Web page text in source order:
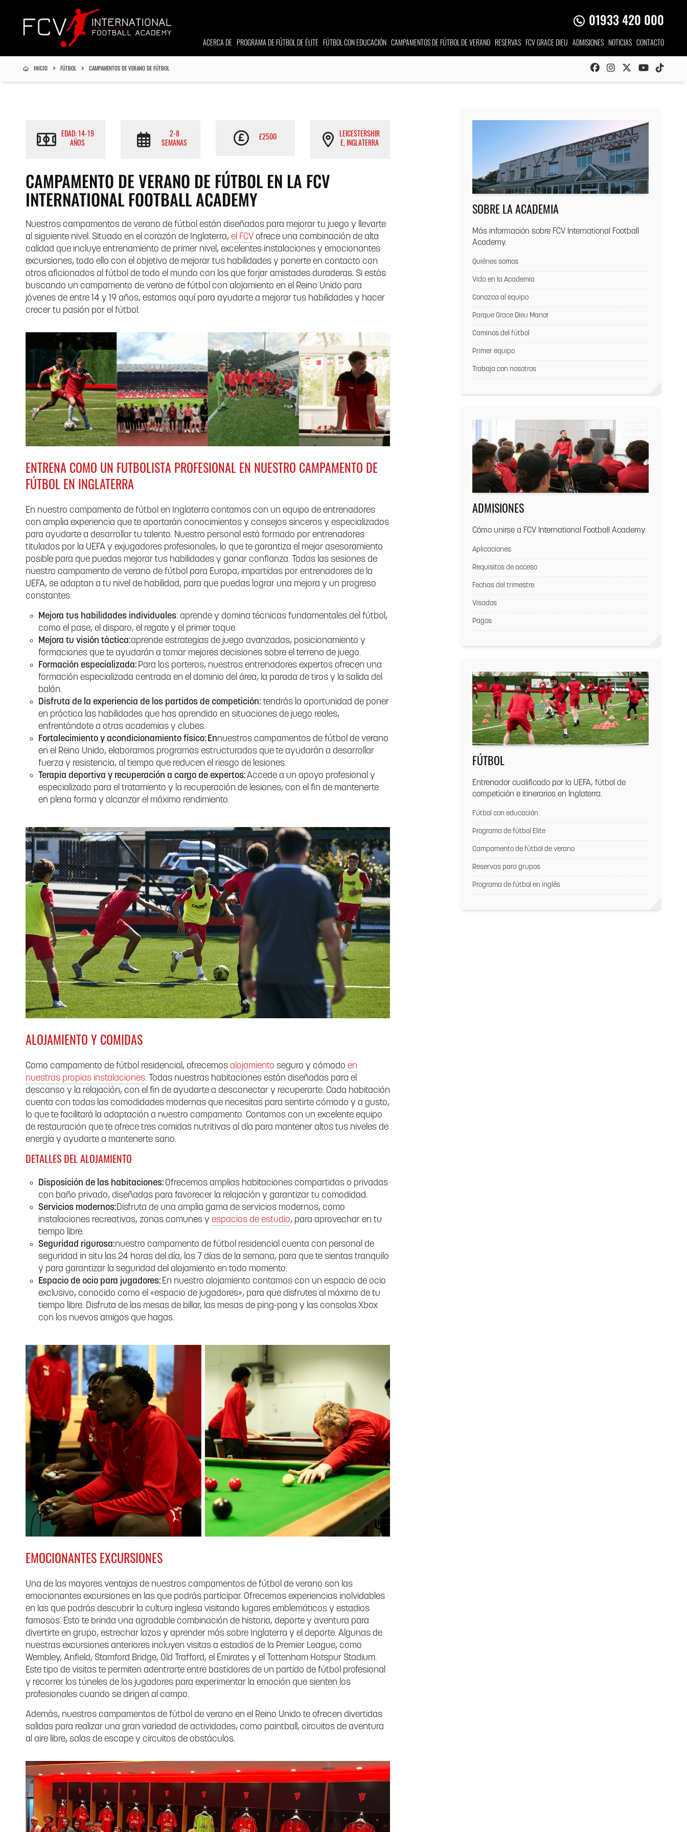
01933 420 000
ACERCA DE PROGRAMA DE FÚTBOL DE ÉLITE FÚTBOL CON EDUCACIÓN CAMPAMENTOS DE FÚTBOL DE VERANO RESERVAS FCV GRACE DIEU ADMISIONES NOTICIAS CONTACTO
INICIO FÚTBOL CAMPAMENTOS DE VERANO DE FÚTBOL
EDAD: 14-19
AÑOS
2-8
SEMANAS
£2500
LEICESTERSHIR
E, INGLATERRA
CAMPAMENTO DE VERANO DE FÚTBOL EN LA FCV
INTERNATIONAL FOOTBALL ACADEMY
Nuestros campamentos de verano de fútbol están diseñados para mejorar tu juego y llevarte
al siguiente nivel. Situado en el corazón de Inglaterra, el FCV ofrece una combinación de alta
calidad que incluye entrenamiento de primer nivel, excelentes instalaciones y emocionantes
excursiones, todo ello con el objetivo de mejorar tus habilidades y ponerte en contacto con
otros aficionados al fútbol de todo el mundo con los que forjar amistades duraderas. Si estás
buscando un campamento de verano de fútbol con alojamiento en el Reino Unido para
jóvenes de entre 14 y 19 años, estamos aquí para ayudarte a mejorar tus habilidades y hacer
crecer tu pasión por el fútbol.
ENTRENA COMO UN FUTBOLISTA PROFESIONAL EN NUESTRO CAMPAMENTO DE
FÚTBOL EN INGLATERRA
En nuestro campamento de fútbol en Inglaterra contamos con un equipo de entrenadores
con amplia experiencia que te aportarán conocimientos y consejos sinceros y especializados
para ayudarte a desarrollar tu talento. Nuestro personal está formado por entrenadores
titulados por la UEFA y exjugadores profesionales, lo que te garantiza el mejor asesoramiento
posible para que puedas mejorar tus habilidades y ganar confianza. Todas las sesiones de
nuestro campamento de verano de fútbol para Europa, impartidas por entrenadores de la
UEFA, se adaptan a tu nivel de habilidad, para que puedas lograr una mejora y un progreso
constantes.
Mejora tus habilidades individuales: aprende y domina técnicas fundamentales del fútbol,
como el pase, el disparo, el regate y el primer toque.
Mejora tu visión táctica:aprende estrategias de juego avanzadas, posicionamiento y
formaciones que te ayudarán a tomar mejores decisiones sobre el terreno de juego.
Formación especializada: Para los porteros, nuestros entrenadores expertos ofrecen una
formación especializada centrada en el dominio del área, la parada de tiros y la salida del
balón.
Disfruta de la experiencia de los partidos de competición: tendrás la oportunidad de poner
en práctica las habilidades que has aprendido en situaciones de juego reales,
enfrentándote a otras academias y clubes.
Fortalecimiento y acondicionamiento físico: Ennuestros campamentos de fútbol de verano
en el Reino Unido, elaboramos programas estructurados que te ayudarán a desarrollar
fuerza y resistencia, al tiempo que reducen el riesgo de lesiones.
Terapia deportiva y recuperación a cargo de expertos:Accede a un apoyo profesional y
especializado para el tratamiento y la recuperación de lesiones, con el fin de mantenerte
en plena forma y alcanzar el máximo rendimiento.
ALOJAMIENTO Y COMIDAS
Como campamento de fútbol residencial, ofrecemos alojamiento seguro y cómodo en
nuestras propias instalaciones. Todas nuestras habitaciones están diseñadas para el
descanso y la relajación, con el fin de ayudarte a desconectar y recuperarte. Cada habitación
cuenta con todas las comodidades modernas que necesitas para sentirte cómodo y a gusto,
lo que te facilitará la adaptación a nuestro campamento. Contamos con un excelente equipo
de restauración que te ofrece tres comidas nutritivas al día para mantener altos tus niveles de
energía y ayudarte a mantenerte sano.
DETALLES DEL ALOJAMIENTO
Disposición de las habitaciones: Ofrecemos amplias habitaciones compartidas o privadas
con baño privado, diseñadas para favorecer la relajación y garantizar tu comodidad.
Servicios modernos:Disfruta de una amplia gama de servicios modernos, como
instalaciones recreativas, zonas comunes y espacios de estudio, para aprovechar en tu
tiempo libre.
Seguridad rigurosa:nuestro campamento de fútbol residencial cuenta con personal de
seguridad in situ las 24 horas del día, los 7 días de la semana, para que te sientas tranquilo
y para garantizar la seguridad del alojamiento en todo momento.
Espacio de ocio para jugadores: En nuestro alojamiento contamos con un espacio de ocio
exclusivo, conocido como el «espacio de jugadores», para que disfrutes al máximo de tu
tiempo libre. Disfruta de las mesas de billar, las mesas de ping-pong y las consolas Xbox
con los nuevos amigos que hagas.
EMOCIONANTES EXCURSIONES
Una de las mayores ventajas de nuestros campamentos de fútbol de verano son las
emocionantes excursiones en las que podrás participar. Ofrecemos experiencias inolvidables
en las que podrás descubrir la cultura inglesa visitando lugares emblemáticos y estadios
famosos. Esto te brinda una agradable combinación de historia, deporte y aventura para
divertirte en grupo, estrechar lazos y aprender más sobre Inglaterra y el deporte. Algunas de
nuestras excursiones anteriores incluyen visitas a estadios de la Premier League, como
Wembley, Anfield, Stamford Bridge, Old Trafford, el Emirates y el Tottenham Hotspur Stadium.
Este tipo de visitas te permiten adentrarte entre bastidores de un partido de fútbol profesional
y recorrer los túneles de los jugadores para experimentar la emoción que sienten los
profesionales cuando se dirigen al campo.
Además, nuestros campamentos de fútbol de verano en el Reino Unido te ofrecen divertidas
salidas para realizar una gran variedad de actividades, como paintball, circuitos de aventura
al aire libre, salas de escape y circuitos de obstáculos.
SOBRE LA ACADEMIA
Más información sobre FCV International Football
Academy.
Quiénes somos
Vida en la Academia
Conozca al equipo
Parque Grace Dieu Manor
Caminos del fútbol
Primer equipo
Trabaja con nosotros
ADMISIONES
Cómo unirse a FCV International Football Academy.
Aplicaciones
Requisitos de acceso
Fechas del trimestre
Visados
Pagos
FÚTBOL
Entrenador cualificado por la UEFA, fútbol de
competición e itinerarios en Inglaterra.
Fútbol con educación
Programa de fútbol Elite
Campamento de fútbol de verano
Reservas para grupos
Programa de fútbol en inglés